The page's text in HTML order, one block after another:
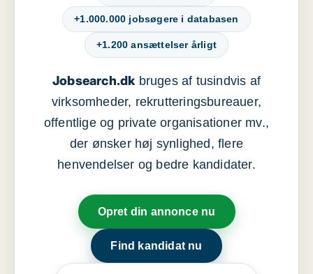
+1.000.000 jobsøgere i databasen
+1.200 ansættelser årligt
Jobsearch.dkbruges af tusindvis af
virksomheder, rekrutteringsbureauer,
offentlige og private organisationer mv.,
der ønsker høj synlighed, flere
henvendelser og bedre kandidater.
Opret din annonce nu
Find kandidat nu